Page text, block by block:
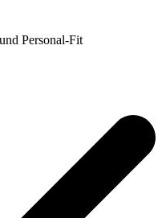
Personal-Fit